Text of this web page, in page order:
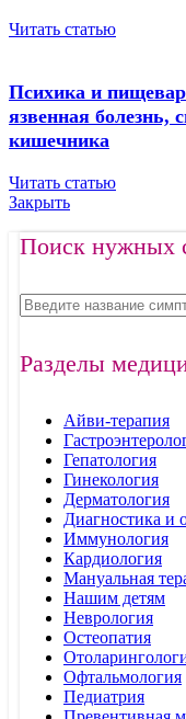
Читать статью
Психика и
язвенная болезнь,
кишечника
Читать статью
Закрыть
Поиск нужных
Разделы
Айви-терапия
Гепатология
Гинекология
Дерматология
Диагностика и
Иммунология
Кардиология
Мануальная
Нашим детям
Неврология
Остеопатия
Офтальмология
Педиатрия